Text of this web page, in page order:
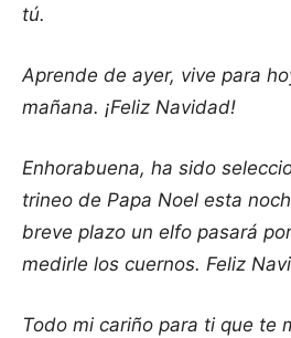
tú.
Aprende de ayer, vive para
mañana. ¡Feliz Navidad!
Enhorabuena, ha sido
trineo de Papa Noel esta
breve plazo un elfo pasará
medirle los cuernos. Feliz
Todo mi cariño para ti que te